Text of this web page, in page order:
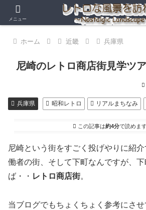
ホーム 近畿 兵庫県
尼崎のレトロ商店街見学ツ
兵庫県 昭和レトロ リアルまちなみ
この記事は約4分で読めます
尼崎という街をすごく投げやりに紹
働者の街、そして下町なんですが、下
ば・・ レトロ商店街。
当ブログでもちょくちょく参考にさ
メニュー